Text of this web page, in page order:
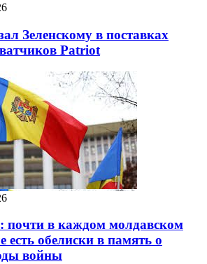
Зеленскому в поставках
Patriot
почти в каждом молдавском
есть обелиски в память о
войны